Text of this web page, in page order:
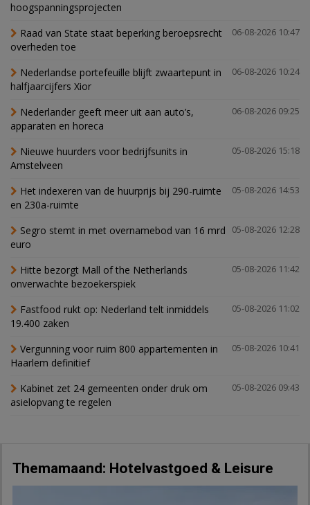
hoogspanningsprojecten
06-08-2026 10:47
Raad van State staat beperking beroepsrecht
overheden toe
06-08-2026 10:24
Nederlandse portefeuille blijft zwaartepunt in
halfjaarcijfers Xior
06-08-2026 09:25
Nederlander geeft meer uit aan auto’s,
apparaten en horeca
05-08-2026 15:18
Nieuwe huurders voor bedrijfsunits in
Amstelveen
05-08-2026 14:53
Het indexeren van de huurprijs bij 290-ruimte
en 230a-ruimte
05-08-2026 12:28
Segro stemt in met overnamebod van 16 mrd
euro
05-08-2026 11:42
Hitte bezorgt Mall of the Netherlands
onverwachte bezoekerspiek
05-08-2026 11:02
Fastfood rukt op: Nederland telt inmiddels
19.400 zaken
05-08-2026 10:41
Vergunning voor ruim 800 appartementen in
Haarlem definitief
05-08-2026 09:43
Kabinet zet 24 gemeenten onder druk om
asielopvang te regelen
Themamaand: Hotelvastgoed & Leisure